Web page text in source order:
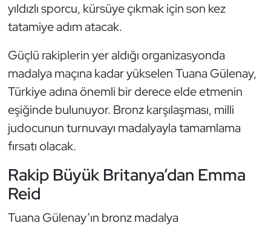
yıldızlı sporcu, kürsüye çıkmak için son kez
tatamiye adım atacak.
Güçlü rakiplerin yer aldığı organizasyonda
madalya maçına kadar yükselen Tuana Gülenay,
Türkiye adına önemli bir derece elde etmenin
eşiğinde bulunuyor. Bronz karşılaşması, milli
judocunun turnuvayı madalyayla tamamlama
fırsatı olacak.
Rakip Büyük Britanya’dan Emma
Reid
Tuana Gülenay’ın bronz madalya
Futbol
Futsal
Genel
Golf
Güreş
Halter
Hava Sporları